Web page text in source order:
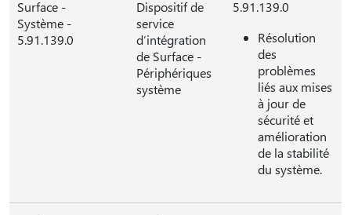
Surface -
Système -
5.91.139.0
Dispositif de
service
d’intégration
de Surface -
Périphériques
système
5.91.139.0
Résolution
des
problèmes
liés aux mises
à jour de
sécurité et
amélioration
de la stabilité
du système.